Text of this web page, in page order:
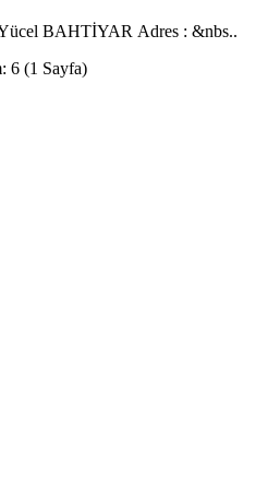
BAHTİYAR Adres : &nbs..
6 (1 Sayfa)